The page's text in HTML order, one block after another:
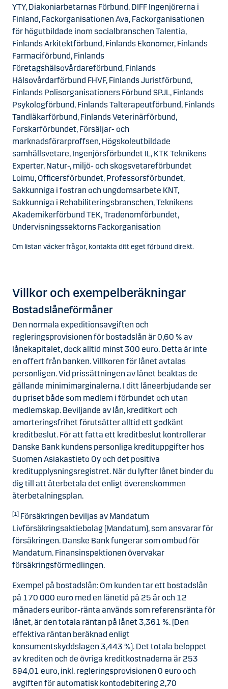
YTY, Diakoniarbetarnas Förbund, DIFF Ingenjörerna i
Finland, Fackorganisationen Ava, Fackorganisationen
för högutbildade inom socialbranschen Talentia,
Finlands Arkitektförbund, Finlands Ekonomer, Finlands
Farmaciförbund, Finlands
Företagshälsovårdareförbund, Finlands
Hälsovårdarförbund FHVF, Finlands Juristförbund,
Finlands Polisorganisationers Förbund SPJL, Finlands
Psykologförbund, Finlands Talterapeutförbund, Finlands
Tandläkarförbund, Finlands Veterinärförbund,
Forskarförbundet, Försäljar- och
marknadsförarproffsen, Högskoleutbildade
samhällsvetare, Ingenjörsförbundet IL, KTK Teknikens
Experter, Natur-, miljö- och skogsvetareförbundet
Loimu, Officersförbundet, Professorsförbundet,
Sakkunniga i fostran och ungdomsarbete KNT,
Sakkunniga i Rehabiliteringsbranschen, Teknikens
Akademikerförbund TEK, Tradenomförbundet,
Undervisningssektorns Fackorganisation
Om listan väcker frågor, kontakta ditt eget förbund direkt.
Villkor och exempelberäkningar
Bostadslåneförmåner
Den normala expeditionsavgiften och
regleringsprovisionen för bostadslån är 0,60 % av
lånekapitalet, dock alltid minst 300 euro. Detta är inte
en offert från banken. Villkoren för lånet avtalas
personligen. Vid prissättningen av lånet beaktas de
gällande minimimarginalerna. I ditt låneerbjudande ser
du priset både som medlem i förbundet och utan
medlemskap. Beviljande av lån, kreditkort och
amorteringsfrihet förutsätter alltid ett godkänt
kreditbeslut. För att fatta ett kreditbeslut kontrollerar
Danske Bank kundens personliga kredituppgifter hos
Suomen Asiakastieto Oy och det positiva
kreditupplysningsregistret. När du lyfter lånet binder du
dig till att återbetala det enligt överenskommen
återbetalningsplan.
[1] Försäkringen beviljas av Mandatum
Livförsäkringsaktiebolag (Mandatum), som ansvarar för
försäkringen. Danske Bank fungerar som ombud för
Mandatum. Finansinspektionen övervakar
försäkringsförmedlingen.
Exempel på bostadslån: Om kunden tar ett bostadslån
på 170 000 euro med en lånetid på 25 år och 12
månaders euribor-ränta används som referensränta för
lånet, är den totala räntan på lånet 3,361 %. (Den
effektiva räntan beräknad enligt
konsumentskyddslagen 3,443 %). Det totala beloppet
av krediten och de övriga kreditkostnaderna är 253
694,01 euro, inkl. regleringsprovisionen 0 euro och
avgiften för automatisk kontodebitering 2,70